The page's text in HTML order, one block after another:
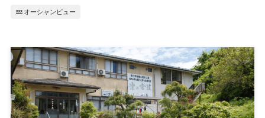
water オーシャンビュー